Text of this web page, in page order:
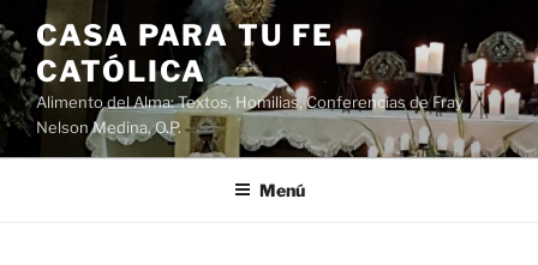
Saltar
al
contenido
CASA PARA TU FE
CATÓLICA
Alimento del Alma: Textos, Homilias, Conferencias de Fray
Nelson Medina, O.P.
Menú